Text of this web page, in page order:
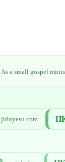
a small gospel
jiduyesu.com